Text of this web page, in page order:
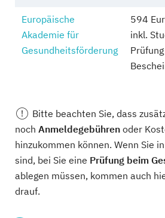
Europäische
Akademie für
Gesundheitsförderung
594
inkl.
Bitte beachten Sie, dass
noch Anmeldegebühren oder
hinzukommen können. Wenn Sie
sind, bei Sie eine Prüfung beim
ablegen müssen, kommen auch
drauf.